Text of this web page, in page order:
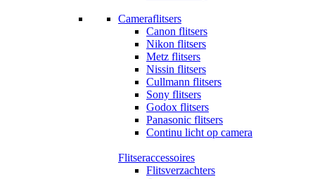
Cameraflitsers
Canon flitsers
Nikon flitsers
Metz flitsers
Nissin flitsers
Cullmann flitsers
Sony flitsers
Godox flitsers
Panasonic flitsers
Continu licht op camera
Flitseraccessoires
Flitsverzachters